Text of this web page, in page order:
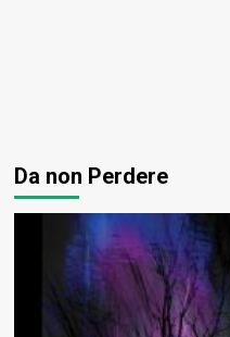
Da non Perdere